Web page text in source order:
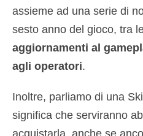
assieme ad una serie di
sesto anno del gioco, tra
aggiornamenti al
agli operatori.
Inoltre, parliamo di una
significa che serviranno